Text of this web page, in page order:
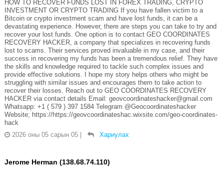
HOW TO RECOVER FUNDS LOST IN FOREX TRADING, CRYPTO
INVESTMENT OR CRYPTO TRADING If you have fallen victim to a
Bitcoin or crypto investment scam and have lost funds, it can be a
devastating experience. However, there are steps you can take to try and
recover your lost funds. One option is to contact GEO COORDINATES
RECOVERY HACKER, a company that specializes in recovering funds
lost to scams. Their services proved invaluable in my case, and their
success in recovering my funds has been a tremendous relief. They have
the skills and knowledge required to tackle such complex issues and
provide effective solutions. I hope my story helps others who might be
struggling with similar issues and encourages them to take action to
recover their losses. Reach out to GEO COORDINATES RECOVERY
HACKER via contact details Email: geovcoordinateshacker@gmail.com
Whatsapp: +1 ( 579 ) 397 1584 Telegram @Geocoordinateshacker
Website; https://https://geovcoordinateshac.wixsite.com/geo-coordinates-
hack
2026 оны 05 сарын 05
Хариулах
Jerome Herman (138.68.74.110)